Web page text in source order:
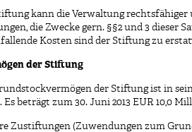
kann die Verwaltung
die Zwecke gern. §§2 und 3 dieser
Kosten sind der Stiftung zu
der Stiftung
der Stiftung ist in
beträgt zum 30. Juni 2013 EUR 10,0
Zustiftungen (Zuwendungen zum